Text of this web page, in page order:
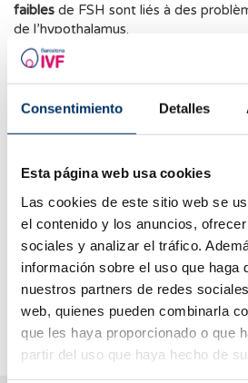
Consentimiento Detalles
Esta página web usa cookies
Las cookies de este sitio web se
el contenido y los anuncios,
sociales y analizar el tráfico.
información sobre el uso que haga
nuestros partners de redes
web, quienes pueden combinarla
que les haya proporcionado o que
partir del uso que haya hecho de
faibles de FSH sont liés à des
de l’hypothalamus.
Les valeurs normales de FSH
du sexe. Chez les hommes, elles se
12,4 mIU/mL à l’âge adulte. Chez
moment du cycle menstruel où elles
entre le 2ᵉ et le 5ᵉ jour du cycle,
doivent pas dépasser 10 mIU/mL
une bonne réserve ovarienne. Les
toujours être interprétés en même
l’œstradiol, car il existe une
La mesure de FSH est essentielle
l’infertilité et dans la planification
procréation assistée.